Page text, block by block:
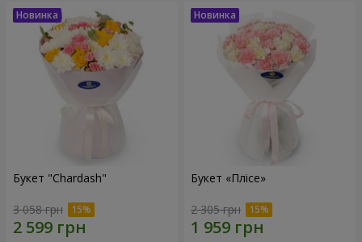
Букет "Chardash"
3 058 грн
Букет «Плісе»
2 305 грн